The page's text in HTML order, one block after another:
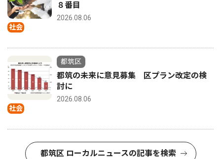
社会
８番目
2026.08.06
社会
都筑区
都筑の未来に意見募集 区プラン改定の検
討に
2026.08.06
都筑区 ローカルニュースの記事を検索